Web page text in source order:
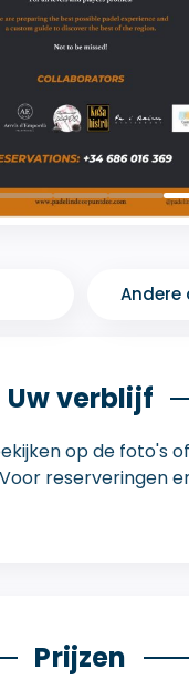
Uw verblijf
op de foto's
reserveringen
Prijzen